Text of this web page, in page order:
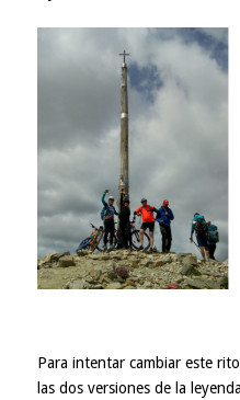
Para intentar cambiar este
las dos versiones de la